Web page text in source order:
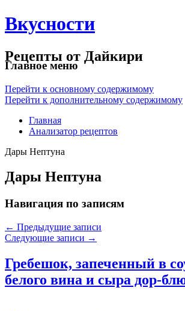
Вкусности
Рецепты от Дайкири
Главное меню
Перейти к основному содержимому
Перейти к дополнительному содержимому
Главная
Анализатор рецептов
Дары Нептуна
Дары Нептуна
Навигация по записям
← Предыдущие записи
Следующие записи →
Гребешок, запеченный в
белого вина и сыра дор-